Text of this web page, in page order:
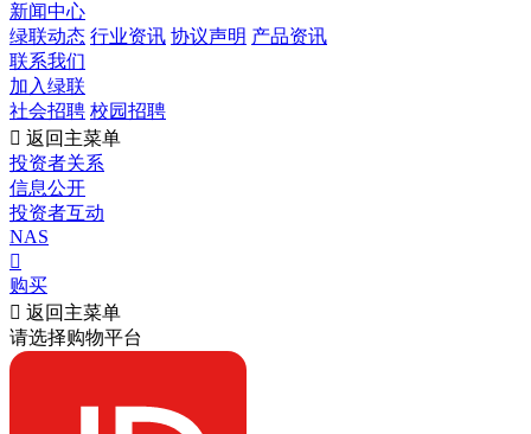
新闻中心
绿联动态 行业资讯 协议声明 产品资讯
联系我们
加入绿联
社会招聘 校园招聘
 返回主菜单
投资者关系
信息公开
投资者互动
NAS

购买
 返回主菜单
请选择购物平台